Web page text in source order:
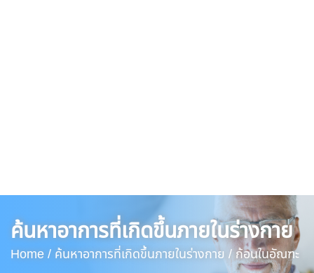
ค้นหาอาการที่เกิดขึ้นภายในร่างกาย
Home / ค้นหาอาการที่เกิดขึ้นภายในร่างกาย / ก้อนในอัณฑะ